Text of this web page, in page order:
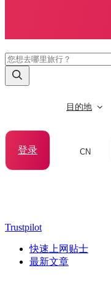
目的地
登录 CN
Trustpilot
快速上网贴士
最新文章